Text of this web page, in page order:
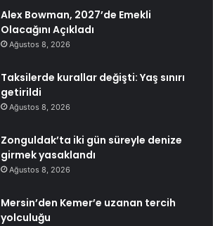
Alex Bowman, 2027’de Emekli
Olacağını Açıkladı
Ağustos 8, 2026
Taksilerde kurallar değişti: Yaş sınırı
getirildi
Ağustos 8, 2026
Zonguldak’ta iki gün süreyle denize
girmek yasaklandı
Ağustos 8, 2026
Mersin’den Kemer’e uzanan tercih
yolculuğu